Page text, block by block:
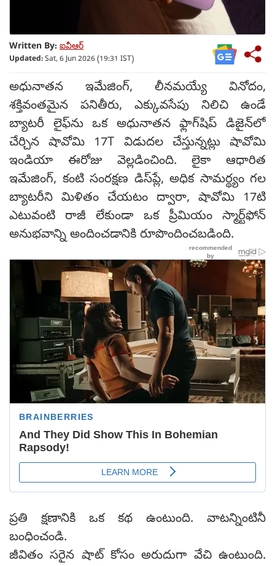
Written By: ఐవీఆర్
Updated:Sat, 6 Jun 2026 (19:31 IST)
అధునాతన ఇమేజింగ్, లీనమయ్యే వినోదం,
శక్తివంతమైన పనితీరు, ఎక్కువసేపు నిలిచి ఉండే
బ్యాటరీ లైఫ్‌ను ఒక అధునాతన ఫ్లాగ్‌షిప్ డిజైన్‌లో
చేర్చిన షావోమి 17T విడుదల చేస్తున్నట్లు షావోమి
ఇండియా ఈరోజు వెల్లడించింది. లైకా ఆధారిత
ఇమేజింగ్, కంటి సంరక్షణ డిస్‌ప్లే, అధిక సామర్థ్యం గల
బ్యాటరీని మిళితం చేయటం ద్వారా, షావోమి 17టి
ఎటువంటి రాజీ లేకుండా ఒక ప్రీమియం స్మార్ట్‌ఫోన్
అనుభవాన్ని అందించడానికి రూపొందించబడింది.
ప్రతి క్షణానికి ఒక కథ ఉంటుంది. వాటన్నింటినీ
బంధించండి.
జీవితం సరైన షాట్ కోసం అరుదుగా వేచి ఉంటుంది.